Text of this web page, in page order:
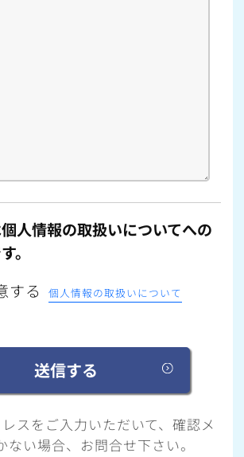
人情報の取扱いについてへの
。
する 個人情報の取扱いについて
スをご入力いただいて、確認メ
ない場合、お問合せ下さい。